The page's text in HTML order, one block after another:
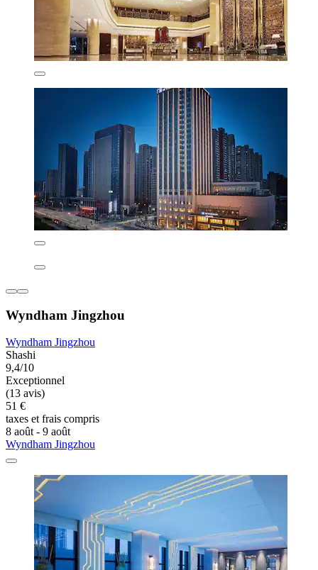
Wyndham Jingzhou
Wyndham Jingzhou
Shashi
9,4/10
Exceptionnel
(13 avis)
51 €
taxes et frais compris
8 août - 9 août
Wyndham Jingzhou